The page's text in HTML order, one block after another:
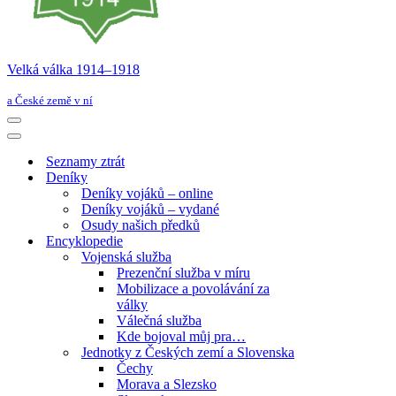
Velká válka 1914–⁠⁠⁠⁠⁠⁠1918
a České země v ní
Navigační
menu
Navigační
Seznamy ztrát
Deníky
Deníky vojáků – online
Deníky vojáků – vydané
Osudy našich předků
Encyklopedie
Vojenská služba
Prezenční služba v míru
Mobilizace a povolávání za
války
Válečná služba
Kde bojoval můj pra…
Jednotky z Českých zemí a Slovenska
Čechy
Morava a Slezsko